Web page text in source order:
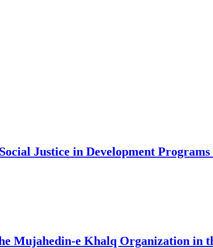
Justice in Development
Mujahedin-e Khalq Organization in